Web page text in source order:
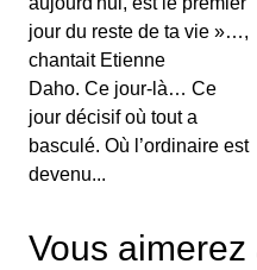
Renault
00:03:25 - IL
Le
jour du reste de ta vie »…,
chantait Etienne
Daho. Ce jour-là… Ce
jour décisif où tout a
basculé. Où l’ordinaire est
devenu...
Vous aimerez